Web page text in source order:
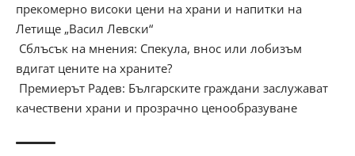
прекомерно високи цени на храни и напитки на
Летище „Васил Левски“
Сблъсък на мнения: Спекула, внос или лобизъм
вдигат цените на храните?
Премиерът Радев: Българските граждани заслужават
качествени храни и прозрачно ценообразуване